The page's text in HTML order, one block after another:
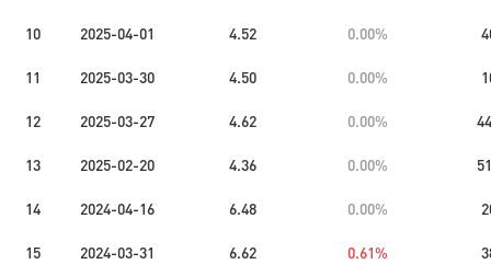
10 2025-04-01 4.52 0.00%
11 2025-03-30 4.50 0.00%
12 2025-03-27 4.62 0.00%
13 2025-02-20 4.36 0.00%
14 2024-04-16 6.48 0.00%
15 2024-03-31 6.62 0.61%